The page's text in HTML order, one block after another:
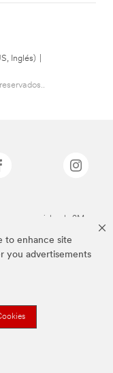
to enhance site
you advertisements
Inglés)
comerciales de 3M.